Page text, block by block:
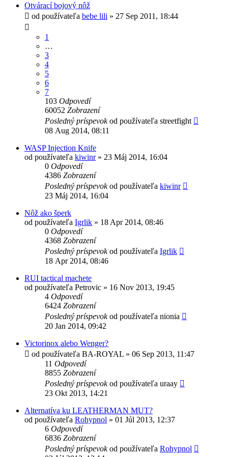
Otvárací bojový nôž
od používateľa bebe lili » 27 Sep 2011, 18:44
1
…
3
4
5
6
7
103 Odpovedí
60052 Zobrazení
Posledný príspevokod používateľa streetfight
08 Aug 2014, 08:11
WASP Injection Knife
od používateľa kiwinr» 23 Máj 2014, 16:04
0 Odpovedí
4386 Zobrazení
Posledný príspevokod používateľa kiwinr
23 Máj 2014, 16:04
Nôž ako šperk
od používateľa Igrlik » 18 Apr 2014, 08:46
0 Odpovedí
4368 Zobrazení
Posledný príspevokod používateľa Igrlik
18 Apr 2014, 08:46
RUI tactical machete
od používateľa Petrovic » 16 Nov 2013, 19:45
4 Odpovedí
6424 Zobrazení
Posledný príspevokod používateľa nionia
20 Jan 2014, 09:42
Victorinox alebo Wenger?
od používateľa BA-ROYAL » 06 Sep 2013, 11:47
11 Odpovedí
8855 Zobrazení
Posledný príspevokod používateľa uraay
23 Okt 2013, 14:21
Alternatíva ku LEATHERMAN MUT?
od používateľa Rohypnol » 01 Júl 2013, 12:37
6 Odpovedí
6836 Zobrazení
Posledný príspevokod používateľa Rohypnol